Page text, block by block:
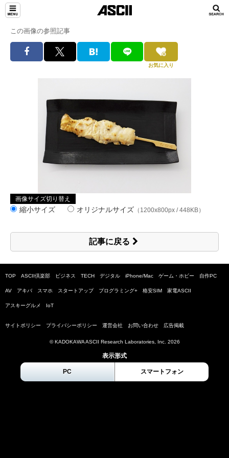
この画像の参照記事
お気に入り
画像サイズ切り替え
縮小サイズ オリジナルサイズ （1200x800px / 448KB）
記事に戻る
TOP ASCII倶楽部 ビジネス TECH デジタル iPhone/Mac ゲーム・ホビー 自作PC
AV アキバ スマホ スタートアップ プログラミング+ 格安SIM 家電ASCII
アスキーグルメ IoT
サイトポリシー プライバシーポリシー 運営会社 お問い合わせ 広告掲載
© KADOKAWA ASCII Research Laboratories, Inc. 2026
表示形式
PC スマートフォン